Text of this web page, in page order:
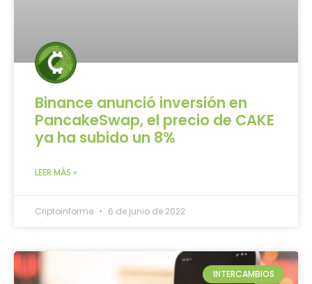
Binance anunció inversión en
PancakeSwap, el precio de CAKE
ya ha subido un 8%
LEER MÁS »
Criptoinforme 6 de junio de 2022
INTERCAMBIOS